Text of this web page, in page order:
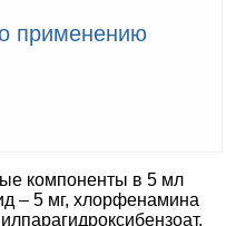
применению
компоненты в 5 мл
– 5 мг, хлорфенамина